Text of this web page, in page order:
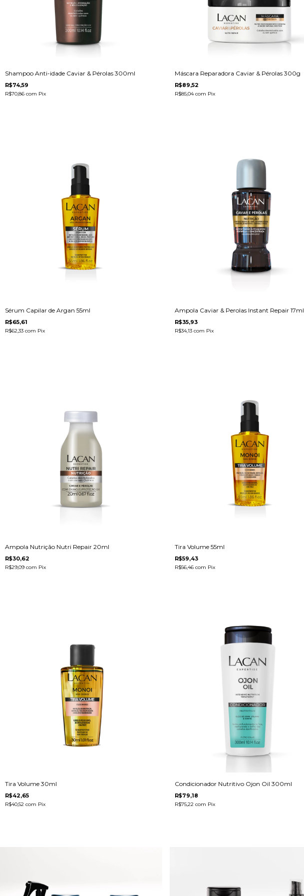
Shampoo Anti-idade Caviar & Pérolas 300ml
R$74,59
R$70,86 com Pix
Máscara Reparadora Caviar & Pérolas 300g
R$89,52
R$85,04com Pix
Sérum Capilar de Argan 55ml
R$65,61
R$62,33 com Pix
Ampola Caviar & Perolas Instant Repair 17ml
R$35,93
R$34,13 com Pix
Ampola Nutrição Nutri Repair 20ml
R$30,62
R$29,09 com Pix
Tira Volume 55ml
R$59,43
R$56,46 com Pix
Tira Volume 30ml
R$42,65
R$40,52 com Pix
Condicionador Nutritivo Ojon Oil 300ml
R$79,18
R$75,22 com Pix